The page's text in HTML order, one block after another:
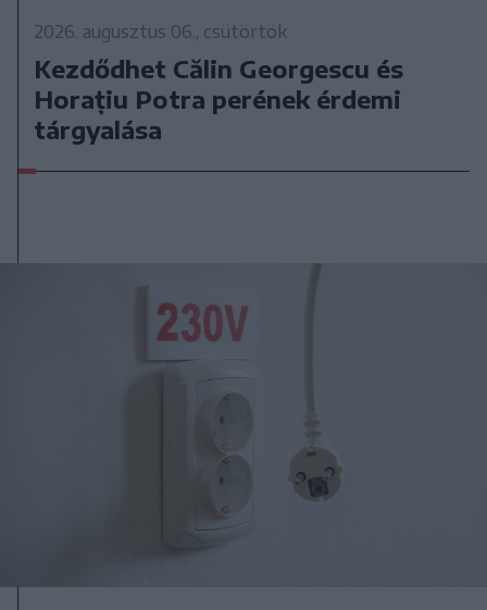
2026. augusztus 06., csütörtök
Kezdődhet Călin Georgescu és
Horațiu Potra perének érdemi
tárgyalása